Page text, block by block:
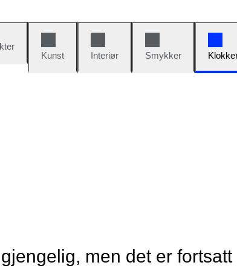
Kunst
Interiør Smykker
men det er